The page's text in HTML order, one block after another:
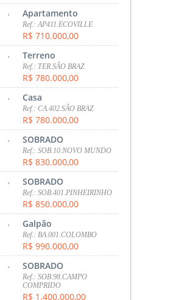
, Apartamento
Ref.: AP411.ECOVILLE
R$ 710.000,00
, Terreno
Ref.: TER.SÃO BRAZ
R$ 780.000,00
, Casa
Ref.: CA.402.SÃO BRAZ
R$ 780.000,00
, SOBRADO
Ref.: SOB.10.NOVO MUNDO
R$ 830.000,00
, SOBRADO
Ref.: SOB.401.PINHEIRINHO
R$ 850.000,00
, Galpão
Ref.: BA.001.COLOMBO
R$ 990.000,00
, SOBRADO
Ref.: SOB.98.CAMPO
COMPRIDO
R$ 1.400.000,00